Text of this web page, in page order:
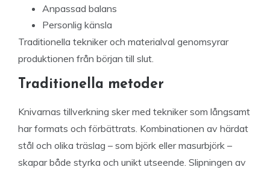
Anpassad balans
Personlig känsla
Traditionella tekniker och materialval genomsyrar
produktionen från början till slut.
Traditionella metoder
Knivarnas tillverkning sker med tekniker som långsamt
har formats och förbättrats. Kombinationen av härdat
stål och olika träslag – som björk eller masurbjörk –
skapar både styrka och unikt utseende. Slipningen av